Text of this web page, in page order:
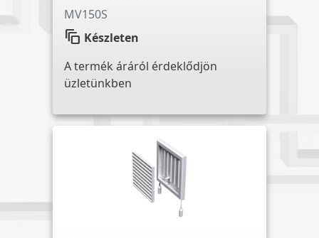
MV150S
auto_awesome_motion Készleten
A termék áráról érdeklődjön
üzletünkben